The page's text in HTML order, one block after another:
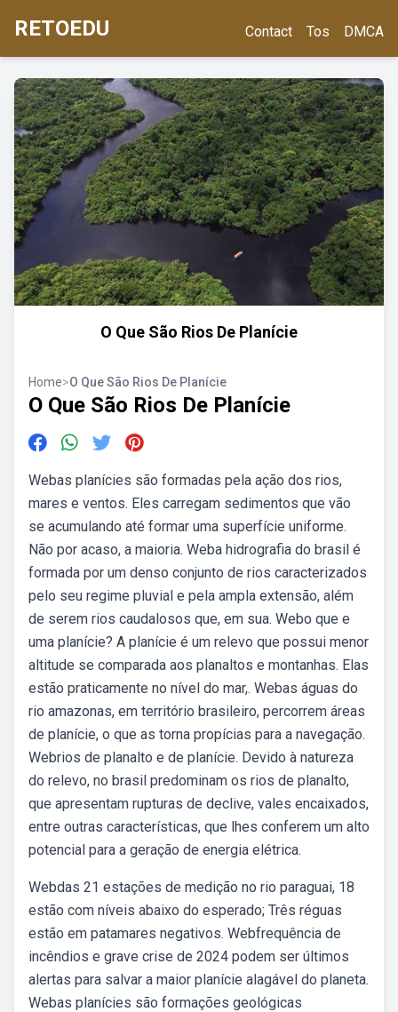
RETOEDU Contact Tos DMCA
O Que São Rios De Planície
Home>O Que São Rios De Planície
O Que São Rios De Planície
Webas planícies são formadas pela ação dos rios,
mares e ventos. Eles carregam sedimentos que vão
se acumulando até formar uma superfície uniforme.
Não por acaso, a maioria. Weba hidrografia do brasil é
formada por um denso conjunto de rios caracterizados
pelo seu regime pluvial e pela ampla extensão, além
de serem rios caudalosos que, em sua. Webo que e
uma planície? A planície é um relevo que possui menor
altitude se comparada aos planaltos e montanhas. Elas
estão praticamente no nível do mar,. Webas águas do
rio amazonas, em território brasileiro, percorrem áreas
de planície, o que as torna propícias para a navegação.
Webrios de planalto e de planície. Devido à natureza
do relevo, no brasil predominam os rios de planalto,
que apresentam rupturas de declive, vales encaixados,
entre outras características, que lhes conferem um alto
potencial para a geração de energia elétrica.
Webdas 21 estações de medição no rio paraguai, 18
estão com níveis abaixo do esperado; Três réguas
estão em patamares negativos. Webfrequência de
incêndios e grave crise de 2024 podem ser últimos
alertas para salvar a maior planície alagável do planeta.
Webas planícies são formações geológicas